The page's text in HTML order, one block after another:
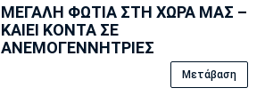
ΜΕΓΑΛΗ ΦΩΤΙΑ ΣΤΗ ΧΩΡΑ ΜΑΣ –
ΚΑΙΕΙ ΚΟΝΤΑ ΣΕ
ΑΝΕΜΟΓΕΝΝΗΤΡΙΕΣ
Μετάβαση